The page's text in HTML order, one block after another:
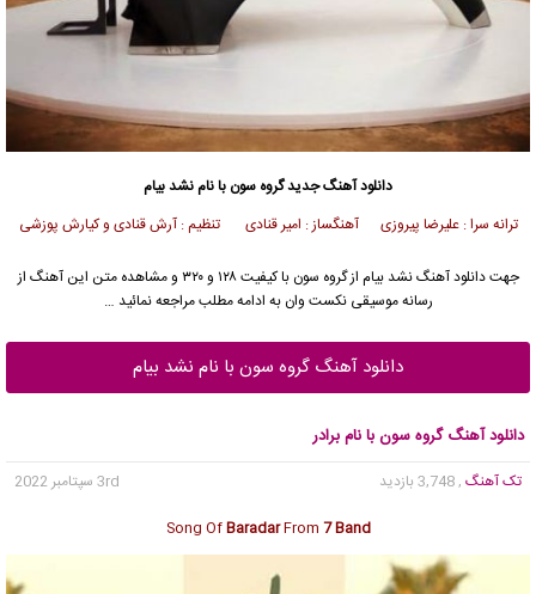
دانلود آهنگ جدیدگروه سون با نام نشد بیام
ترانه سرا : علیرضا پیروزی آهنگساز : امیر قنادی تنظیم : آرش قنادی و کیارش پوزشی
جهت دانلود آهنگ نشد بیام ازگروه سون
با کیفیت ۱۲۸ و ۳۲۰ و مشاهده متن این آهنگ از
رسانه موسیقی نکست وان به ادامه مطلب مراجعه نمائید …
دانلود آهنگ گروه سون با نام نشد بیام
دانلود آهنگ گروه سون با نام برادر
تک آهنگ , 3,748 بازدید
3rd سپتامبر 2022
Song OfBaradarFrom 7 Band